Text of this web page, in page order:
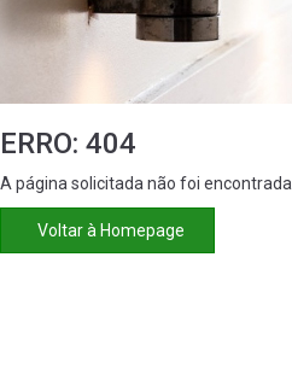
ERRO: 404
A página solicitada não foi encontrada.
Voltar à Homepage